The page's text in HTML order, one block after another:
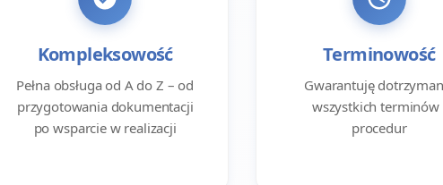
Kompleksowość
Pełna obsługa od A do Z – od
przygotowania dokumentacji
po wsparcie w realizacji
Terminowość
Gwarantuję
wszystkich terminów
procedur